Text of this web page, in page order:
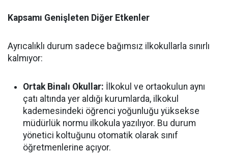
Kapsamı Genişleten Diğer Etkenler
Ayrıcalıklı durum sadece bağımsız ilkokullarla sınırlı
kalmıyor:
Ortak Binalı Okullar: İlkokul ve ortaokulun aynı
çatı altında yer aldığı kurumlarda, ilkokul
kademesindeki öğrenci yoğunluğu yüksekse
müdürlük normu ilkokula yazılıyor. Bu durum
yönetici koltuğunu otomatik olarak sınıf
öğretmenlerine açıyor.